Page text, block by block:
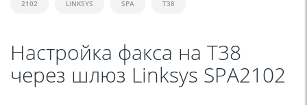
2102 LINKSYS SPA Т38
Настройка факса на Т38
через шлюз Linksys SPA2102